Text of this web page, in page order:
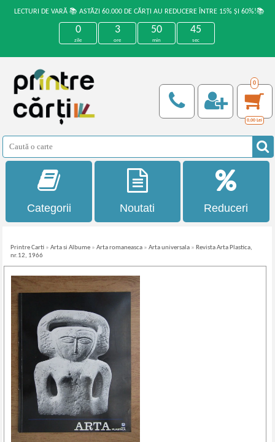
LECTURI DE VARĂ 📚 ASTĂZI 60.000 DE CĂRȚI AU REDUCERE ÎNTRE 15% ȘI 60%!📚
0
zile
3
ore
50
min
45
sec
0
0,00 Lei
Categorii Noutati Reduceri
Printre Carti »Arta si Albume »Arta romaneasca »Arta universala » Revista Arta Plastica,
nr.12, 1966